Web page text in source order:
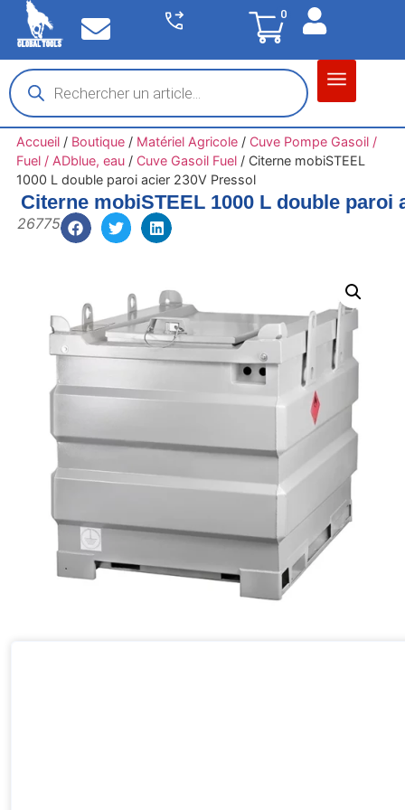
0
Accueil/ Boutique/ Matériel Agricole/ Cuve Pompe Gasoil /
Fuel / ADblue, eau/ Cuve Gasoil Fuel/ Citerne mobiSTEEL
1000 L double paroi acier 230V Pressol
Citerne mobiSTEEL 1000 L double paroi
26775